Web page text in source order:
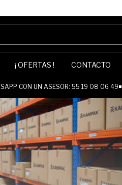
¡ OFERTAS ! CONTACTO
CON UN ASESOR: 55 19 08 06 49◾